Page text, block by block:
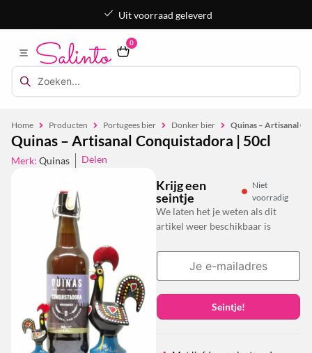
Uit voorraad geleverd
0
Home Producten Portugees bier Donker bier Quinas – Artisanal
Quinas – Artisanal Conquistadora | 50cl
Merk: Quinas Delen
Krijg een
seintje
Niet
voorradig
We laten het je weten als dit
artikel weer beschikbaar is
Seintje!